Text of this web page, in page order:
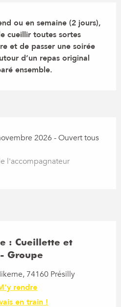
ou en semaine (2 jours),
cueillir toutes sortes
et de passer une soirée
d’un repas original
ensemble.
2026 - Ouvert tous
l'accompagnateur
: Cueillette et
Groupe
74160 Présilly
rendre
en train !